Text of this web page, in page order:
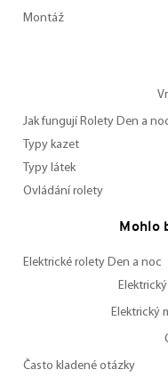
Montáž
Jak fungují Rolety Den a
Typy kazet
Typy látek
Ovládání rolety
Mohlo
Elektrické rolety Den a noc
Elektrický
Často kladené otázky